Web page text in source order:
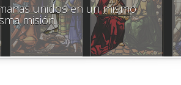
unidos en un mismo
misión.